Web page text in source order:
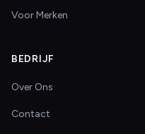
Voor Merken
BEDRIJF
Over Ons
Contact